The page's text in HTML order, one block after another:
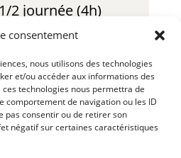
consentement
nous utilisons des technologies
et/ou accéder aux informations des
technologies nous permettra de
comportement de navigation ou les ID
pas consentir ou de retirer son
négatif sur certaines caractéristiques
2 journée (4h)
– Jour
– Semaine
– Mois
Fin de Semaine